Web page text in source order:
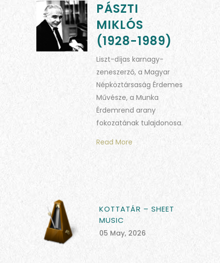
PÁSZTI
MIKLÓS
(1928-1989)
Liszt-díjas karnagy-
zeneszerző, a Magyar
Népköztársaság Érdemes
Művésze, a Munka
Érdemrend arany
fokozatának tulajdonosa.
Read More
KOTTATÁR – SHEET
MUSIC
05 May, 2026